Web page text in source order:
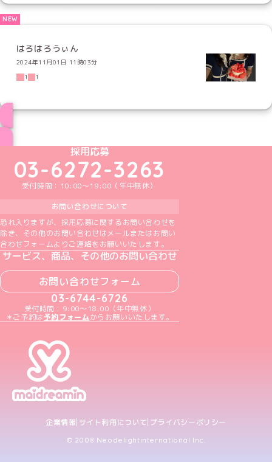
はろはろうぃん
2024年11月01日 11時03分
1
1
めいどりーみんTikTok公式アカウント
めいどりーみんX公式アカウント
めいどりーみんInstagram公式アカウント
めいどりーみんFacebook公式アカウン
めいどりーみんYouTube公式アカ
採用応募
03-6272-3263
受付時間：10:00～19:00（年中無休）
お問い合わせについて
恐れ入りますが、採用応募に関するお問い合わせを
除き、その他のお問い合わせはメールまたはお問い
合わせフォームよりご連絡をお願いいたします。
サービス、商品、その他のお問い合わせ
お問い合わせフォーム
03-6744-6726
受付時間：9:00～18:00（年中無休）
＊ご予約は予約フォームからお願いいたします。
企業情報 サイト利用について プライバシーポリシー
© 2008 Neodelightinternational Inc.